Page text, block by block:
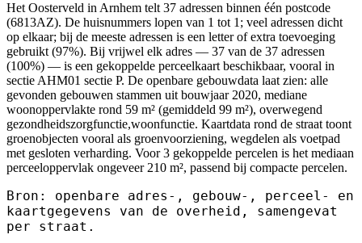
Het Oosterveld in Arnhem telt 37 adressen binnen één postcode
(6813AZ). De huisnummers lopen van 1 tot 1; veel adressen dicht
op elkaar; bij de meeste adressen is een letter of extra toevoeging
gebruikt (97%). Bij vrijwel elk adres — 37 van de 37 adressen
(100%) — is een gekoppelde perceelkaart beschikbaar, vooral in
sectie AHM01 sectie P. De openbare gebouwdata laat zien: alle
gevonden gebouwen stammen uit bouwjaar 2020, mediane
woonoppervlakte rond 59 m² (gemiddeld 99 m²), overwegend
gezondheidszorgfunctie,woonfunctie. Kaartdata rond de straat toont
groenobjecten vooral als groenvoorziening, wegdelen als voetpad
met gesloten verharding. Voor 3 gekoppelde percelen is het mediaan
perceeloppervlak ongeveer 210 m², passend bij compacte percelen.
Bron: openbare adres-, gebouw-, perceel- en
kaartgegevens van de overheid, samengevat
per straat.